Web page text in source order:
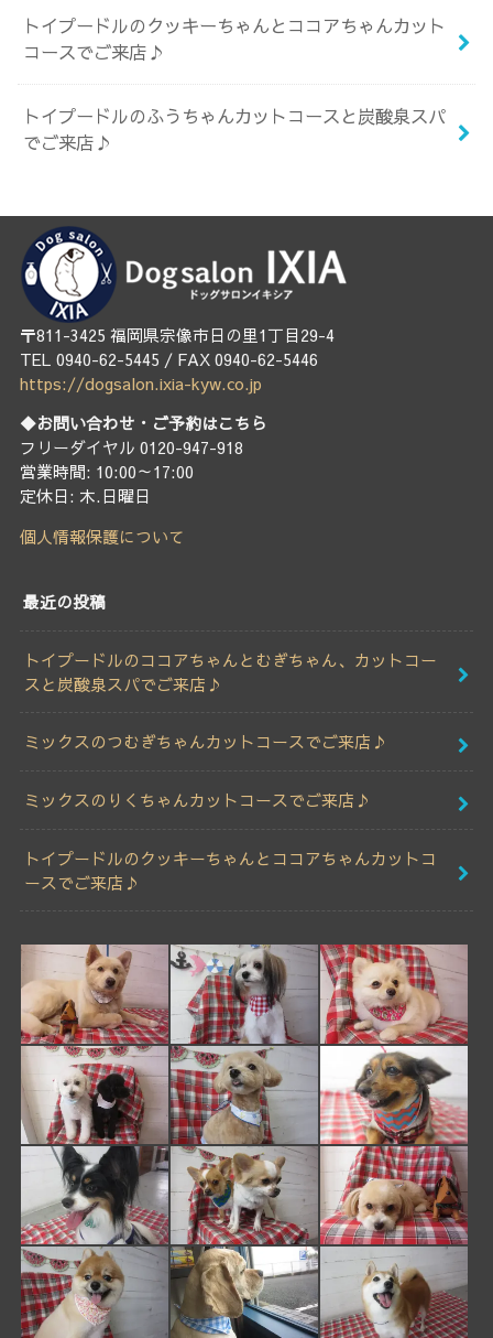
トイプードルのクッキーちゃんとココアちゃんカット
コースでご来店♪
トイプードルのふうちゃんカットコースと炭酸泉スパ
でご来店♪
〒811-3425 福岡県宗像市日の里1丁目29-4
TEL 0940-62-5445 / FAX 0940-62-5446
https://dogsalon.ixia-kyw.co.jp
◆お問い合わせ・ご予約はこちら
フリーダイヤル 0120-947-918
営業時間: 10:00～17:00
定休日: 木.日曜日
個人情報保護について
最近の投稿
トイプードルのココアちゃんとむぎちゃん、カットコー
スと炭酸泉スパでご来店♪
ミックスのつむぎちゃんカットコースでご来店♪
ミックスのりくちゃんカットコースでご来店♪
トイプードルのクッキーちゃんとココアちゃんカットコ
ースでご来店♪